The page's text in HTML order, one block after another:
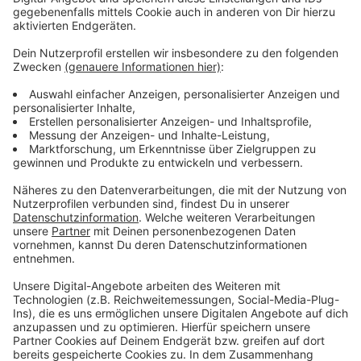
Heimspiel gegen Schwenningen
Für die DEG geht es am Freitag (27. September 2024)
weiter. Dann mit dem ersten Heimspiel der Saison, ab
19:30 Uhr ist Schwenningen zu Gast.
Anzeige
Weitere Infos und Links zum Thema:
Anzeige
Hier geht es zur DEG
Hier geht es zur DEL